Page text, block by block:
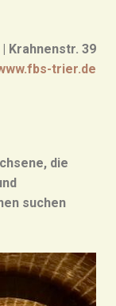
| Krahnenstr. 39
trier.de
die
suchen